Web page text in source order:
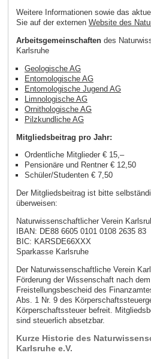
Weitere Informationen sowie das
Sie auf der externen Website des
Arbeitsgemeinschaftendes
Karlsruhe
Geologische AG
Entomologische AG
Entomologische Jugend AG
Limnologische AG
Ornithologische AG
Pilzkundliche AG
Mitgliedsbeitrag pro Jahr:
Ordentliche Mitglieder € 15,–
Pensionäre und Rentner € 12,50
Schüler/Studenten € 7,50
Der Mitgliedsbeitrag ist bitte
überweisen:
Naturwissenschaftlicher Verein
IBAN: DE88 6605 0101 0108 2635 83
BIC: KARSDE66XXX
Sparkasse Karlsruhe
Der Naturwissenschaftliche Verein
Förderung der Wissenschaft nach
Freistellungsbescheid des
Abs. 1 Nr. 9 des
Körperschaftssteuer befreit.
sind steuerlich absetzbar.
Kurze Historie des
Karlsruhe e.V.